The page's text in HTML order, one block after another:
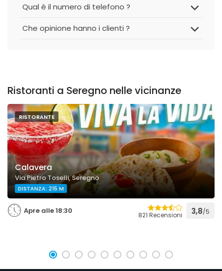
Qual è il numero di telefono ?
Che opinione hanno i clienti ?
Ristoranti a Seregno nelle vicinanze
RISTORANTE
Calavera
Via Pietro Toselli, Seregno
DISTANZA: 215 M
Apre alle 18:30 821 Recensioni 3,8/5